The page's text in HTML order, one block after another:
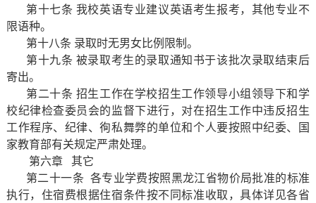
第十七条 我校英语专业建议英语考生报考，其他专业不
限语种。
第十八条 录取时无男女比例限制。
第十九条 被录取考生的录取通知书于该批次录取结束后
寄出。
第二十条 招生工作在学校招生工作领导小组领导下和学
校纪律检查委员会的监督下进行，对在招生工作中违反招生
工作程序、纪律、徇私舞弊的单位和个人要按照中纪委、国
家教育部有关规定严肃处理。
第六章
其它
第二十一条 各专业学费按照黑龙江省物价局批准的标准
执行，住宿费根据住宿条件按不同标准收取，具体详见各省